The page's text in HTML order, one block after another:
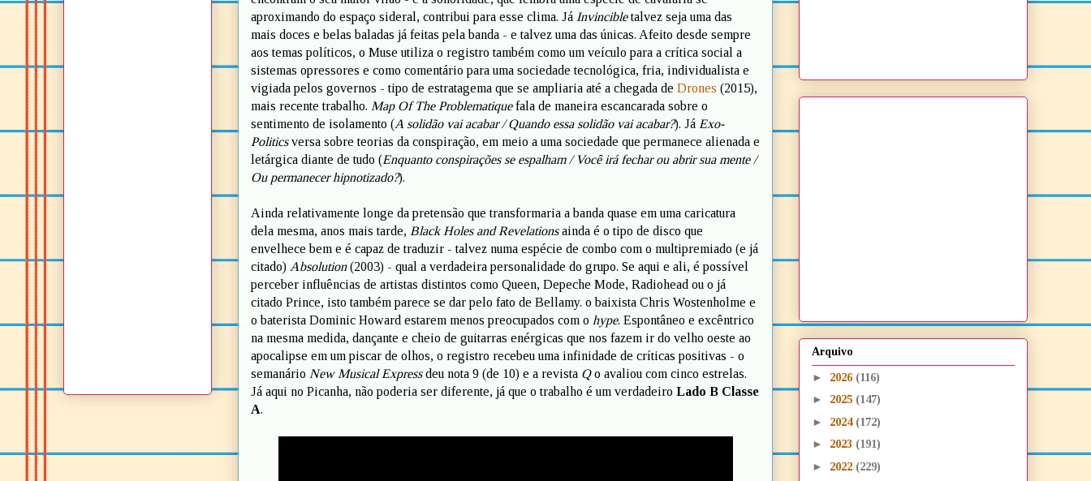
aproximando do espaço sideral, contribui para esse clima. Já Invincibletalvez seja uma das
mais doces e belas baladas já feitas pela banda - e talvez uma das únicas. Afeito desde sempre
aos temas políticos, o Muse utiliza o registro também como um veículo para a crítica social a
sistemas opressores e como comentário para uma sociedade tecnológica, fria, individualista e
vigiada pelos governos - tipo de estratagema que se ampliaria até a chegada de Drones (2015),
mais recente trabalho. Map Of The Problematiquefala de maneira escancarada sobre o
sentimento de isolamento (A solidão vai acabar / Quando essa solidão vai acabar?). Já Exo-
Politicsversa sobre teorias da conspiração, em meio a uma sociedade que permanece alienada e
letárgica diante de tudo (Enquanto conspirações se espalham / Você irá fechar ou abrir sua mente /
Ou permanecer hipnotizado?).
Ainda relativamente longe da pretensão que transformaria a banda quase em uma caricatura
dela mesma, anos mais tarde, Black Holes and Revelationsainda é o tipo de disco que
envelhece bem e é capaz de traduzir - talvez numa espécie de combo com o multipremiado (e já
citado) Absolution(2003) - qual a verdadeira personalidade do grupo. Se aqui e ali, é possível
perceber influências de artistas distintos como Queen, Depeche Mode, Radiohead ou o já
citado Prince, isto também parece se dar pelo fato de Bellamy. o baixista Chris Wostenholme e
o baterista Dominic Howard estarem menos preocupados com o hype. Espontâneo e excêntrico
na mesma medida, dançante e cheio de guitarras enérgicas que nos fazem ir do velho oeste ao
apocalipse em um piscar de olhos, o registro recebeu uma infinidade de críticas positivas - o
semanário New Musical Expressdeu nota 9 (de 10) e a revista Qo avaliou com cinco estrelas.
Já aqui no Picanha, não poderia ser diferente, já que o trabalho é um verdadeiro Lado B Classe
A.
Arquivo
► 2026 (116)
► 2025 (147)
► 2024 (172)
► 2023 (191)
► 2022 (229)